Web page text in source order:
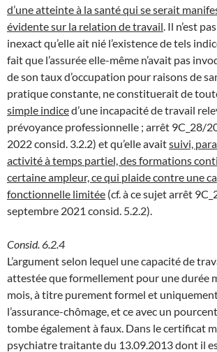
d’une atteinte à la santé qui se serait
évidente sur la relation de travail . Il n’est
inexact qu’elle ait nié l’existence de tels
fait que l’assurée elle-même n’avait pas
de son taux d’occupation pour raisons de
pratique constante, ne constituerait de
simple indiced’une incapacité de travail
prévoyance professionnelle ; arrêt 9C_28/
2022 consid. 3.2.2) et qu’elle avaitsuivi,
activité à temps partiel, des formations
certaine ampleur, ce qui plaide contre une
fonctionnelle limitée (cf. à ce sujet arrêt
septembre 2021 consid. 5.2.2).
Consid. 6.2.4
L’argument selon lequel une capacité de
attestée que formellement pour une durée
mois, à titre purement formel et
l’assurance-chômage, et ce avec un
tombe également à faux. Dans le certificat
psychiatre traitante du 13.09.2013 dont il